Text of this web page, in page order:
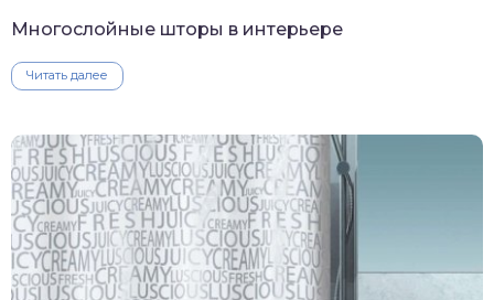
Многослойные шторы в интерьере
Читать далее